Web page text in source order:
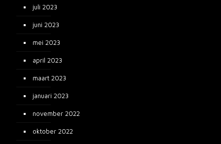
juli 2023
juni 2023
mei 2023
april 2023
maart 2023
januari 2023
november 2022
oktober 2022